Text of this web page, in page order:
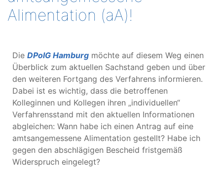
Alimentation (aA)!
Die DPolG Hamburg möchte auf diesem Weg einen
Überblick zum aktuellen Sachstand geben und über
den weiteren Fortgang des Verfahrens informieren.
Dabei ist es wichtig, dass die betroffenen
Kolleginnen und Kollegen ihren „individuellen“
Verfahrensstand mit den aktuellen Informationen
abgleichen: Wann habe ich einen Antrag auf eine
amtsangemessene Alimentation gestellt? Habe ich
gegen den abschlägigen Bescheid fristgemäß
Widerspruch eingelegt?